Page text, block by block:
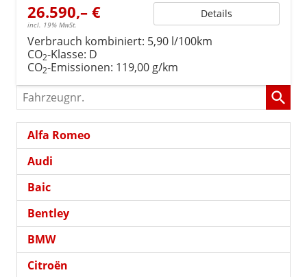
26.590,– €
incl. 19% MwSt.
Details
Verbrauch kombiniert: 5,90 l/100km
CO2-Klasse: D
CO2-Emissionen: 119,00 g/km
Fahrzeugnr.
Alfa Romeo
Audi
Baic
Bentley
BMW
Citroën